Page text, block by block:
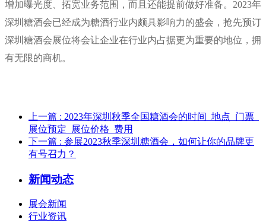
增加曝光度、拓宽业务范围，而且还能提前做好准备。2023年
深圳糖酒会已经成为糖酒行业内颇具影响力的盛会，抢先预订
深圳糖酒会展位将会让企业在行业内占据更为重要的地位，拥
有无限的商机。
上一篇 : 2023年深圳秋季全国糖酒会的时间_地点_门票_
展位预定_展位价格_费用
下一篇 : 参展2023秋季深圳糖酒会，如何让你的品牌更
有号召力？
新闻动态
展会新闻
行业资讯